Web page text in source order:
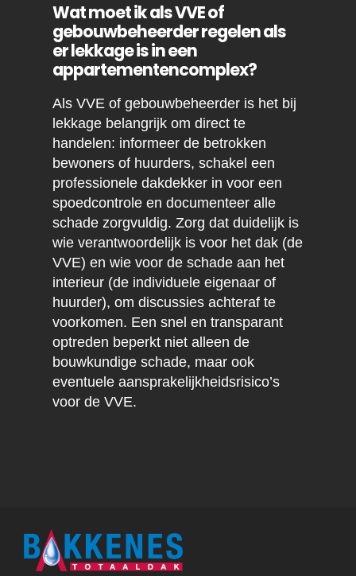
Wat moet ik als VVE of
gebouwbeheerder regelen als
er lekkage is in een
appartementencomplex?
Als VVE of gebouwbeheerder is het bij
lekkage belangrijk om direct te
handelen: informeer de betrokken
bewoners of huurders, schakel een
professionele dakdekker in voor een
spoedcontrole en documenteer alle
schade zorgvuldig. Zorg dat duidelijk is
wie verantwoordelijk is voor het dak (de
VVE) en wie voor de schade aan het
interieur (de individuele eigenaar of
huurder), om discussies achteraf te
voorkomen. Een snel en transparant
optreden beperkt niet alleen de
bouwkundige schade, maar ook
eventuele aansprakelijkheidsrisico’s
voor de VVE.